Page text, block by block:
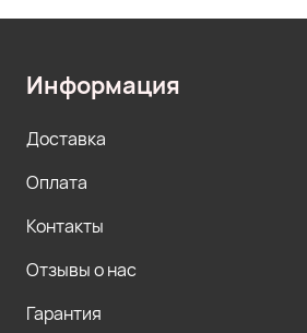
Информация
Доставка
Оплата
Контакты
Отзывы о нас
Гарантия